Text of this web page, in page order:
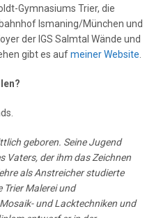
Gymnasiums Trier, die
Ismaning/München und
der IGS Salmtal Wände und
gibt es aufmeiner Website
geboren. Seine Jugend
Vaters, der ihm das Zeichnen
als Anstreicher studierte
Malerei und
und Lacktechniken und